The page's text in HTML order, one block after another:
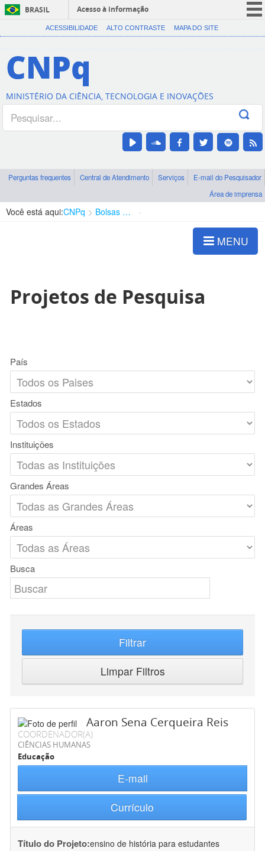
BRASIL
Acesso à informação
CORONAVÍRUS (COVID-19)
Canais
ACESSIBILIDADE ALTO CONTRASTE MAPA DO SITE
CNPq
MINISTÉRIO DA CIÊNCIA, TECNOLOGIA E INOVAÇÕES
Perguntas frequentes Central de Atendimento Serviços
E-mail do Pesquisador
Área de imprensa
Você está aqui:CNPq Bolsas e Auxílios Vigentes
MENU
Projetos de Pesquisa
País
Estados
Instituições
Grandes Áreas
Áreas
Busca
Filtrar
Limpar Filtros
Aaron Sena Cerqueira Reis
COORDENADOR(A)
CIÊNCIAS HUMANAS
Educação
E-mail
Currículo
Título do Projeto:ensino de história para estudantes